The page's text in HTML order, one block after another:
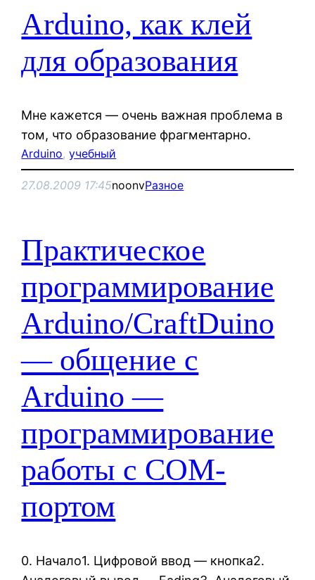
Arduino, как клей
для образования
Мне кажется — очень важная проблема в
том, что образование фрагментарно.
Arduino, учебный
27.08.2009 17:45noonvРазное
Практическое
программирование
Arduino/CraftDuino
— общение с
Arduino —
программирование
работы с COM-
портом
0. Начало1. Цифровой ввод — кнопка2.